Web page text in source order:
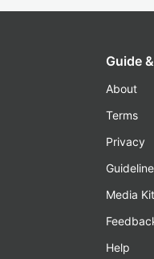
Guide
About
Terms
Privacy
Guideline
Media Kit
Help